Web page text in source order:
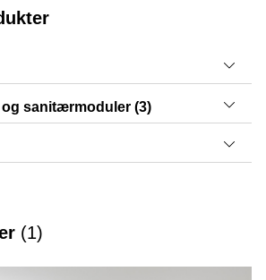
Mera, AquaClean Mera
sanitærmoduler (3)
Sigma01
(1)